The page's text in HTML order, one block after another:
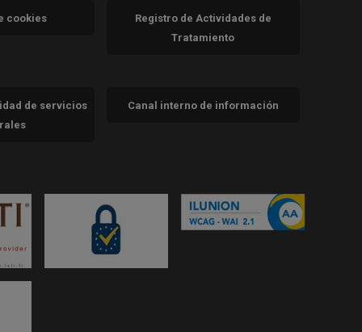
cookies
Registro de Actividades de
Tratamiento
de servicios
Canal interno de información